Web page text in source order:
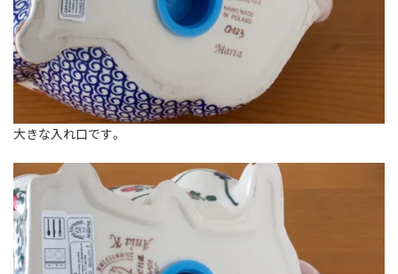
大きな入れ口です。